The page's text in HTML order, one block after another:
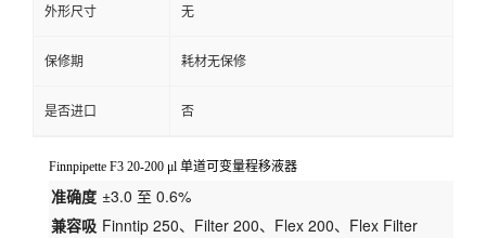
外形尺寸 无
保修期 耗材无保修
是否进口 否
Finnpipette F3 20-200 μl 单道可变量程移液器
准确度 ±3.0 至 0.6%
兼容吸 Finntip 250、Filter 200、Flex 200、Flex Filter